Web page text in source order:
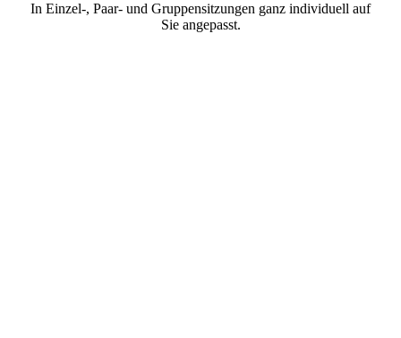
In Einzel-, Paar- und Gruppensitzungen ganz individuell auf
Sie angepasst.